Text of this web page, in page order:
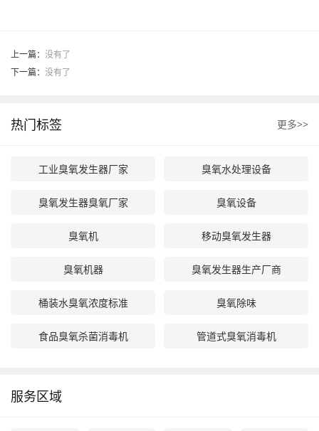
上一篇： 没有了
下一篇： 没有了
热门标签 更多>>
工业臭氧发生器厂家 臭氧水处理设备
臭氧发生器臭氧厂家 臭氧设备
臭氧机 移动臭氧发生器
臭氧机器 臭氧发生器生产厂商
桶装水臭氧浓度标准 臭氧除味
食品臭氧杀菌消毒机 管道式臭氧消毒机
服务区域